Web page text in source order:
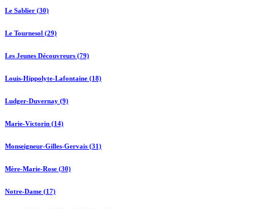
Le Sablier (30)
Le Tournesol (29)
Les Jeunes Découvreurs (79)
Louis-Hippolyte-Lafontaine (18)
Ludger-Duvernay (9)
Marie-Victorin (14)
Monseigneur-Gilles-Gervais (31)
Mère-Marie-Rose (30)
Notre-Dame (17)